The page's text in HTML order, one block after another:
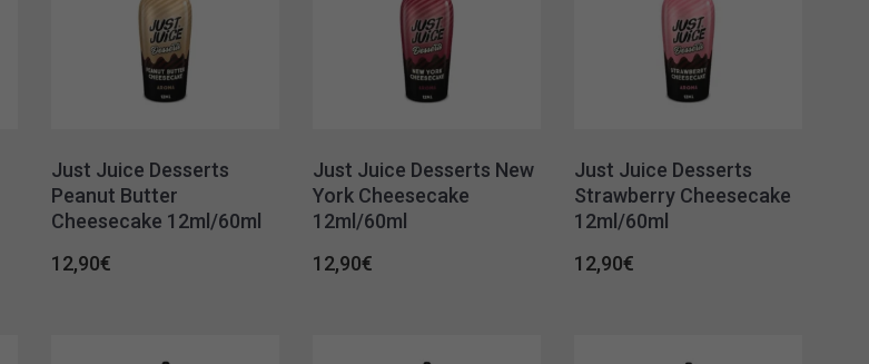
Just Juice Desserts
Peanut Butter
Cheesecake 12ml/60ml
12,90€
Just Juice Desserts New
York Cheesecake
12ml/60ml
12,90€
Just Juice Desserts
Strawberry Cheesecake
12ml/60ml
12,90€